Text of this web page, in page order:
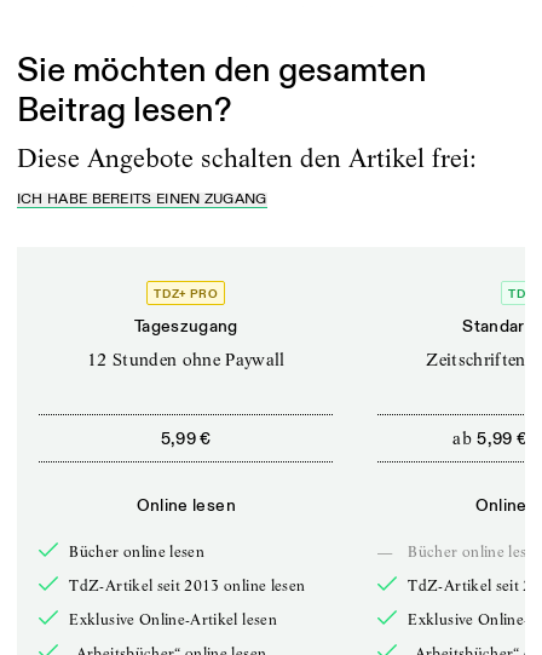
Sie möchten den gesamten
Beitrag lesen?
Diese Angebote schalten den Artikel frei:
ICH HABE BEREITS EINEN ZUGANG
TDZ+ PRO
Tageszugang
12 Stunden ohne Paywall
5,99 €
Online lesen
Bücher online lesen
TdZ-Artikel seit 2013 online lesen
Exklusive Online-Artikel lesen
TDZ+
Standard
Zeitschriften
ab 5,99 €
Online
—
Bücher online
TdZ-Artikel seit
Exklusive Online-